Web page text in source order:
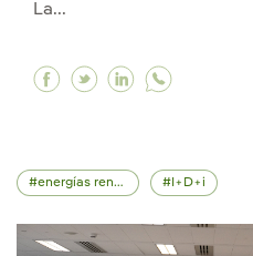
La...
Facebook
TwitterLinkedin
energías renovables I+D+i